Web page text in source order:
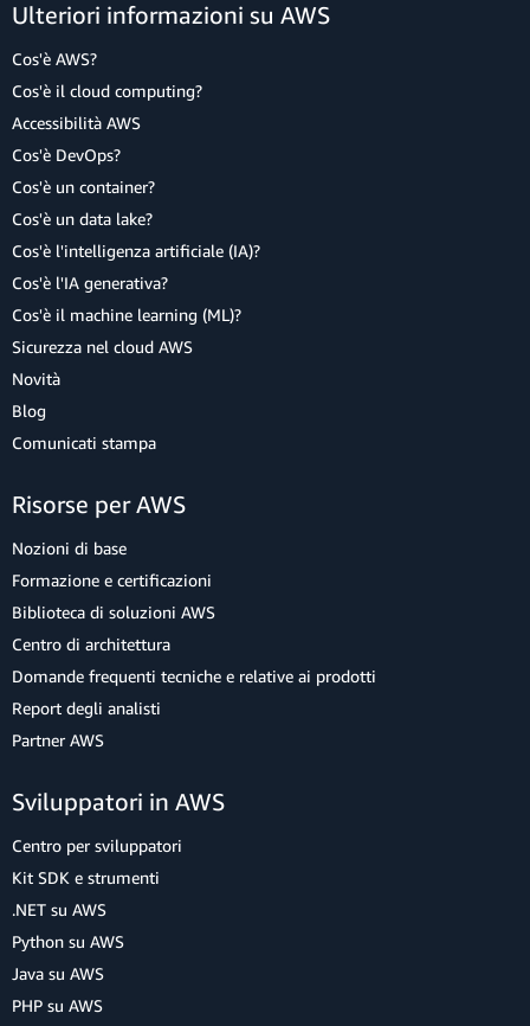
Ulteriori informazioni su AWS
Cos'è AWS?
Cos'è il cloud computing?
Accessibilità AWS
Cos'è DevOps?
Cos'è un container?
Cos'è un data lake?
Cos'è l'intelligenza artificiale (IA)?
Cos'è l'IA generativa?
Cos'è il machine learning (ML)?
Sicurezza nel cloud AWS
Novità
Blog
Comunicati stampa
Risorse per AWS
Nozioni di base
Formazione e certificazioni
Biblioteca di soluzioni AWS
Centro di architettura
Domande frequenti tecniche e relative ai prodotti
Report degli analisti
Partner AWS
Sviluppatori in AWS
Centro per sviluppatori
Kit SDK e strumenti
.NET su AWS
Python su AWS
Java su AWS
PHP su AWS